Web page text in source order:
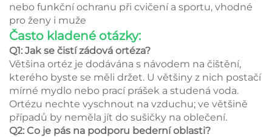
nebo funkční ochranu při cvičení a sportu, vhodné
pro ženy i muže
Často kladené otázky:
Q1: Jak se čistí zádová ortéza?
Většina ortéz je dodávána s návodem na čištění,
kterého byste se měli držet. U většiny z nich postačí
mírné mydlo nebo prací prášek a studená voda.
Ortézu nechte vyschnout na vzduchu; ve většině
případů by neměla jít do sušičky na oblečení.
Q2: Co je pás na podporu bederní oblasti?